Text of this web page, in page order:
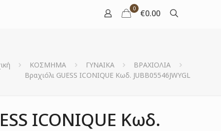
0 €0.00
ΚΟΣΜΗΜΑ ΓΥΝΑΙΚΑ
ΒΡΑΧΙΟΛΙΑ
Βραχιόλι GUESS ICONIQUE Κωδ. JUBB05546JWYGL
ICONIQUE Κωδ.